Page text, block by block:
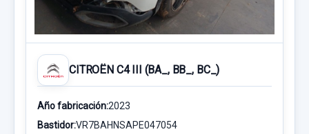
CITROËN C4 III (BA_, BB_, BC_)
Año fabricación:2023
Bastidor:VR7BAHNSAPE047054